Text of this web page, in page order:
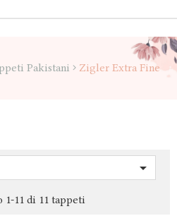
Pakistani Zigler Extra Fine

1-11 di 11 tappeti